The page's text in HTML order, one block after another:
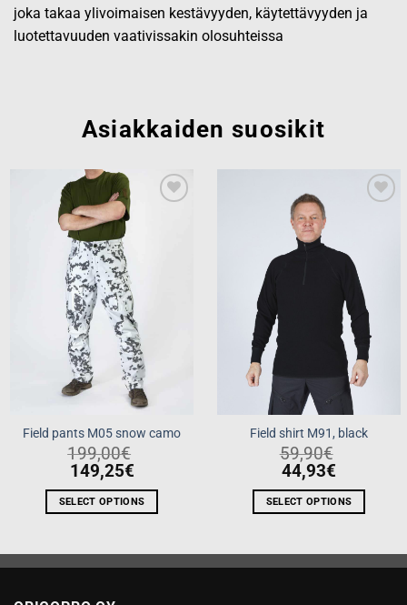
joka takaa ylivoimaisen kestävyyden, käytettävyyden ja
luotettavuuden vaativissakin olosuhteissa
Asiakkaiden suosikit
Field pants M05 snow camo
199,00€
149,25€
SELECT OPTIONS
variants.
Field shirt M91, black
59,90€
44,93€
SELECT OPTIONS